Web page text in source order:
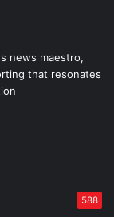
news maestro,
that resonates
588